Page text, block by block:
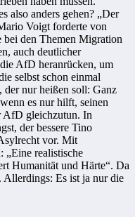
also anders gehen? „Der
Voigt forderte von
bei den Themen Migration
auch deutlicher
AfD heranrücken, um
selbst schon einmal
der nur heißen soll: Ganz
es nur hilft, seinen
AfD gleichzutun. In
der bessere Tino
vor. Mit
„Eine realistische
Humanität und Härte“. Da
Allerdings: Es ist ja nur die